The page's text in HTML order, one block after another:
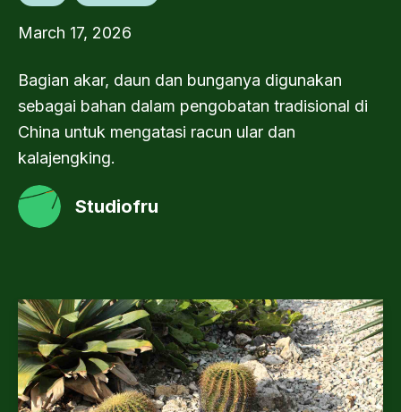
March 17, 2026
Bagian akar, daun dan bunganya digunakan
sebagai bahan dalam pengobatan tradisional di
China untuk mengatasi racun ular dan
kalajengking.
Studiofru